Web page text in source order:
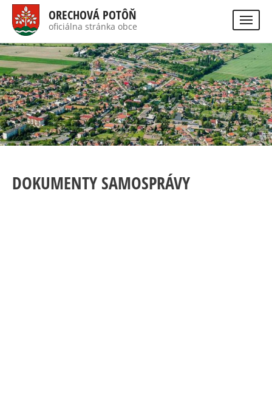
zum
ORECHOVÁ POTÔŇ
oficiálna stránka obce
site
version
DOKUMENTY SAMOSPRÁVY